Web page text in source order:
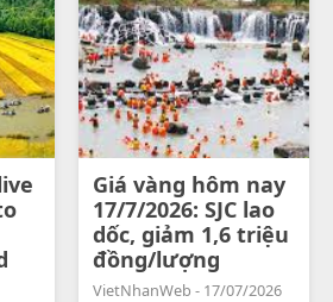
Giá vàng hôm nay
17/7/2026: SJC lao
dốc, giảm 1,6 triệu
đồng/lượng
VietNhanWeb - 17/07/2026